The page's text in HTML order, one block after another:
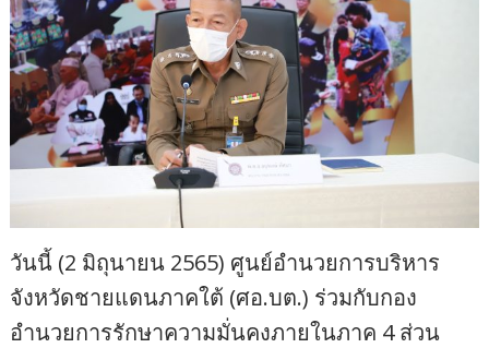
วันนี้ (2 มิถุนายน 2565) ศูนย์อำนวยการบริหาร
จังหวัดชายแดนภาคใต้ (ศอ.บต.) ร่วมกับกอง
อำนวยการรักษาความมั่นคงภายในภาค 4 ส่วน